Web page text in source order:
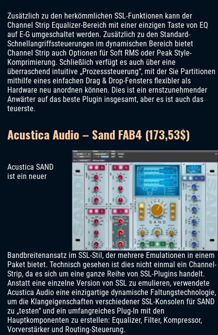
Zusätzlich zu den herkömmlichen SSL-Funktionen kann der
Channel Strip Equalizer-Bereich mit einer einzigen Taste von EQ
auf E-G umgeschaltet werden. Zusätzlich zu den Standard-
Schnellangriffssteuerungen im dynamischen Bereich bietet
Channel Strip auch Optionen für Soft RMS oder Peak Style-
Komprimierung. Schließlich verfügt es auch über eine
überraschend intuitive „Prozesssteuerung“, mit der Sie Partitionen
mithilfe eines einfachen Drag & Drop-Fensters flexibler als
Hardware neu anordnen können. Dies ist ein ernstzunehmender
Anwärter auf das beste Plugin insgesamt, aber es ist auch das
teuerste.
Acustica Audio – Sand FAB4 (173,53$)
Acustica SAND
ist ein neuer
Bandbreitenansatz im SSL-Stil, der mehrere Emulationen in einem
Paket bietet. Technisch gesehen ist dies nicht einmal ein Channel-
Strip, da es sich um eine ganze Reihe von SSL-Plugins handelt.
Anstatt eine einzelne Version von SSL zu emulieren, verwendete
Acustica Audio eine einzigartige dynamische Faltungstechnologie,
um die Klangeigenschaften verschiedener SSL-Konsolen für SAND
zu „testen“ und ein umfangreiches Plug-In mit den
Hauptkomponenten zu erstellen: Equalizer, Filter, Kompressor,
Vorverstärker und Routing-Steuerung.